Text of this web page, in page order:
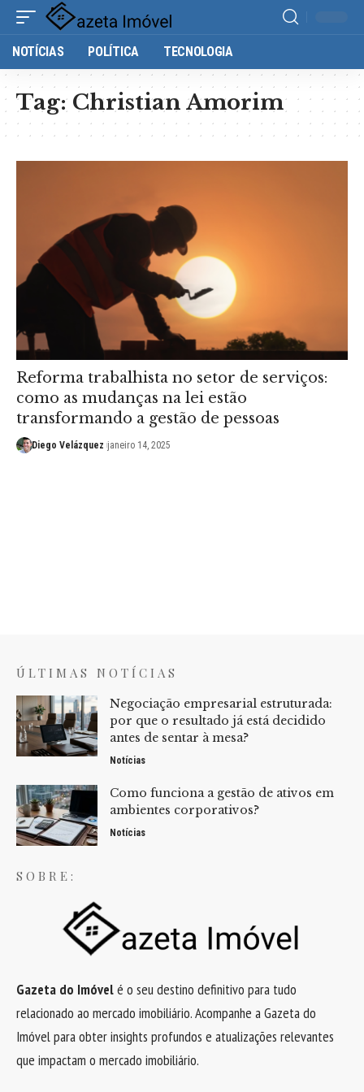
NOTÍCIAS POLÍTICA TECNOLOGIA
Tag: Christian Amorim
Reforma trabalhista no setor de serviços:
como as mudanças na lei estão
transformando a gestão de pessoas
Diego Velázquez janeiro 14, 2025
ÚLTIMAS NOTÍCIAS
Negociação empresarial estruturada:
por que o resultado já está decidido
antes de sentar à mesa?
Notícias
Como funciona a gestão de ativos em
ambientes corporativos?
Notícias
SOBRE:
Gazeta do Imóvelé o seu destino definitivo para tudo
relacionado ao mercado imobiliário. Acompanhe a Gazeta do
Imóvel para obter insights profundos e atualizações relevantes
que impactam o mercado imobiliário.